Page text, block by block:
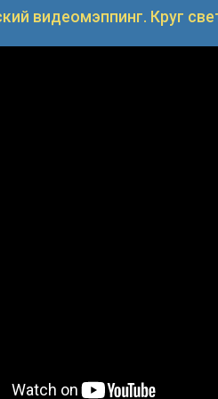
видеомэппинг. Круг